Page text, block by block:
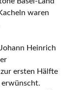
waren
Heinrich
ersten Hälfte
erwünscht.